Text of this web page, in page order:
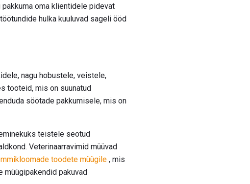
oma klientidele pidevat
hulka kuuluvad sageli ööd
nagu hobustele, veistele,
tooteid, mis on suunatud
söötade pakkumisele, mis on
teistele seotud
Veterinaarravimid müüvad
toodete müügile , mis
pakuvad